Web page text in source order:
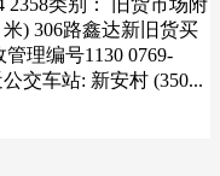
) 306路鑫达新旧货买
理编号1130 0769-
交车站: 新安村 (350...